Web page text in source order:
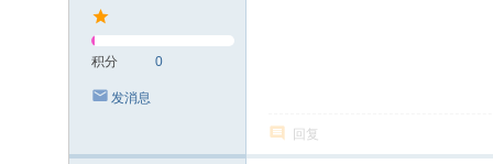
积分 0
发消息
回复